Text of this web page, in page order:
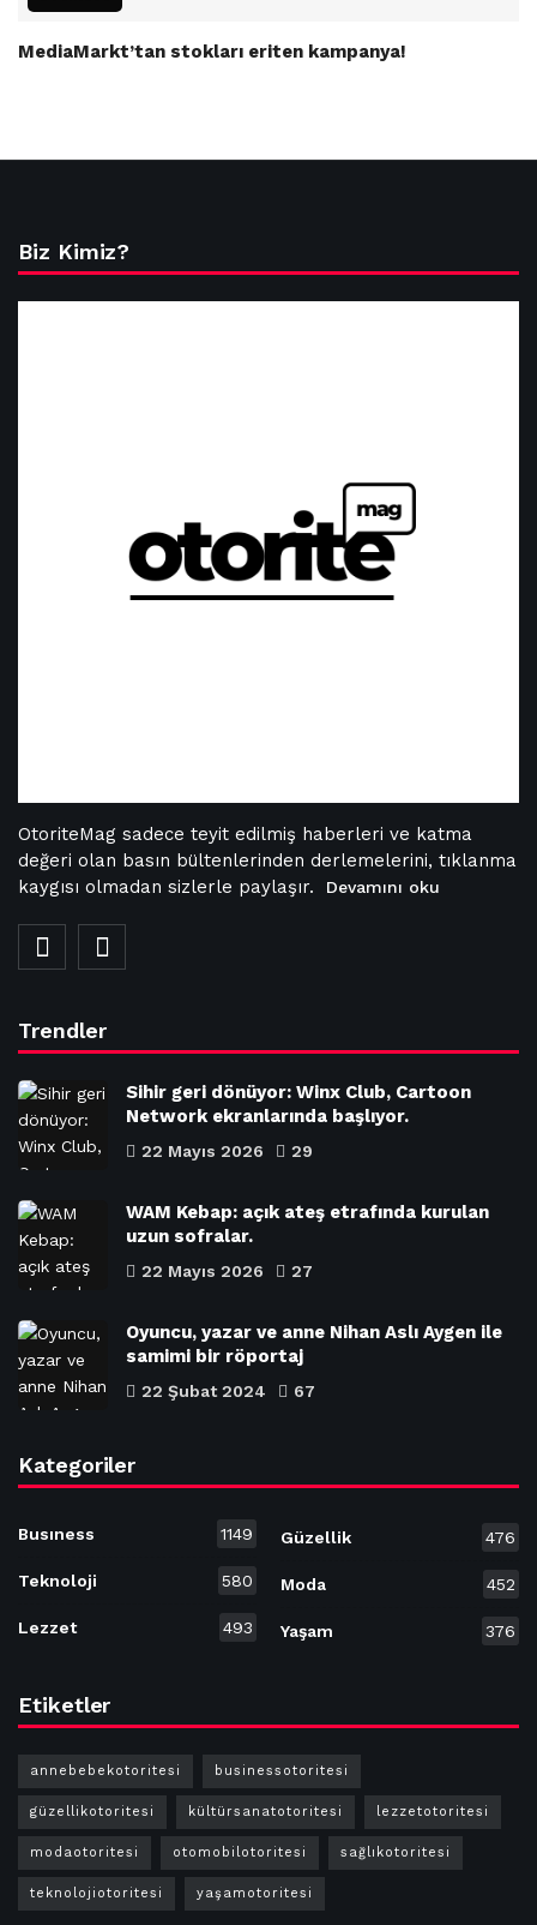
MediaMarkt’tan stokları eriten kampanya!
Biz Kimiz?
OtoriteMag sadece teyit edilmiş haberleri ve katma
değeri olan basın bültenlerinden derlemelerini, tıklanma
kaygısı olmadan sizlerle paylaşır.
Devamını oku
Trendler
Sihir geri dönüyor: Winx Club, Cartoon
Network ekranlarında başlıyor.
22 Mayıs 2026 29
WAM Kebap: açık ateş etrafında kurulan
uzun sofralar.
22 Mayıs 2026 27
Oyuncu, yazar ve anne Nihan Aslı Aygen ile
samimi bir röportaj
22 Şubat 2024 67
Kategoriler
Busıness 1149
Teknoloji 580
Lezzet 493
Güzellik 476
Moda 452
Yaşam 376
Etiketler
annebebekotoritesi businessotoritesi
güzellikotoritesi kültürsanatotoritesi lezzetotoritesi
modaotoritesi otomobilotoritesi sağlıkotoritesi
teknolojiotoritesi yaşamotoritesi